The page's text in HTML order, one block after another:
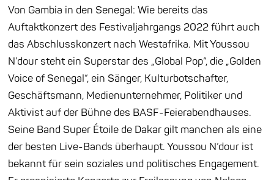
Von Gambia in den Senegal: Wie bereits das
Auftaktkonzert des Festivaljahrgangs 2022 führt auch
das Abschlusskonzert nach Westafrika. Mit Youssou
N’dour steht ein Superstar des „Global Pop“, die „Golden
Voice of Senegal“, ein Sänger, Kulturbotschafter,
Geschäftsmann, Medienunternehmer, Politiker und
Aktivist auf der Bühne des BASF-Feierabendhauses.
Seine Band Super Étoile de Dakar gilt manchen als eine
der besten Live-Bands überhaupt. Youssou N’dour ist
bekannt für sein soziales und politisches Engagement.